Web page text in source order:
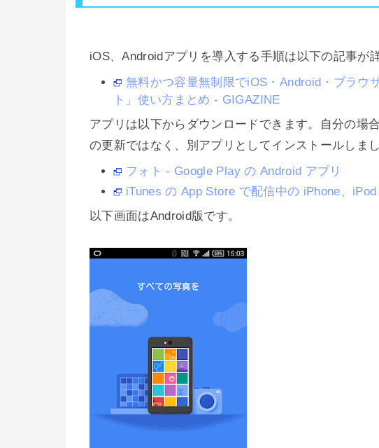
iOS、Androidアプリを導入する手順は以下の記事が
無料かつ容量無制限でiOS・Android・ブラウ
ト」使い方まとめ - GIGAZINE
アプリは以下からダウンロードできます。自分の場
の更新ではなく、別アプリとしてインストールしま
フォト - Google Play の Android アプリ
iTunes の App Store で配信中の iPhone、
以下画面はAndroid版です。